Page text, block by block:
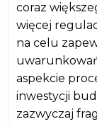
coraz
więcej
na celu
aspekcie
inwestycji
zazwyczaj